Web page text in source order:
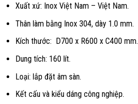
Xuất xứ: Inox Việt Nam – Việt Nam.
Thân làm bằng Inox 304, dày 1.0 mm.
Kích thước: D700 x R600 x C400 mm.
Dung tích: 160 lít.
Loại: lắp đặt âm sàn.
Kết cấu và kiểu dáng công nghiệp.